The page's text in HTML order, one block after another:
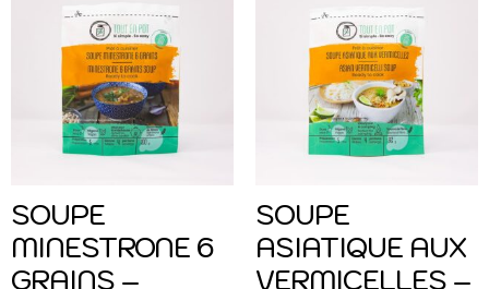
SOUPE
MINESTRONE 6
GRAINS –
SOUPE
ASIATIQUE AUX
VERMICELLES –